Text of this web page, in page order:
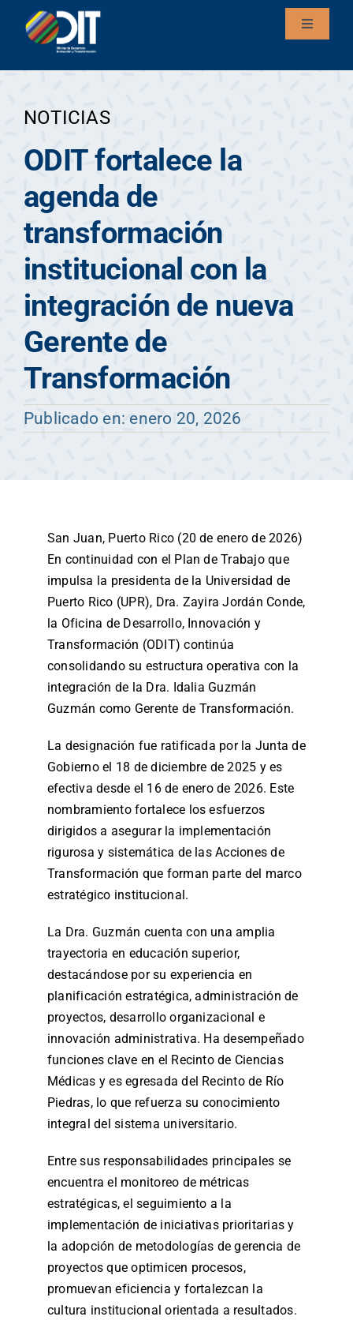
Saltar
contenido
Toggle
NOTICIAS
ODIT fortalece la
agenda de
transformación
institucional con la
integración de nueva
Gerente de
Transformación
Publicado en: enero 20, 2026
San Juan, Puerto Rico (20 de enero de 2026)
En continuidad con el Plan de Trabajo que
impulsa la presidenta de la Universidad de
Puerto Rico (UPR), Dra. Zayira Jordán Conde,
la Oficina de Desarrollo, Innovación y
Transformación (ODIT) continúa
consolidando su estructura operativa con la
integración de la Dra. Idalia Guzmán
Guzmán como Gerente de Transformación.
La designación fue ratificada por la Junta de
Gobierno el 18 de diciembre de 2025 y es
efectiva desde el 16 de enero de 2026. Este
nombramiento fortalece los esfuerzos
dirigidos a asegurar la implementación
rigurosa y sistemática de las Acciones de
Transformación que forman parte del marco
estratégico institucional.
La Dra. Guzmán cuenta con una amplia
trayectoria en educación superior,
destacándose por su experiencia en
planificación estratégica, administración de
proyectos, desarrollo organizacional e
innovación administrativa. Ha desempeñado
funciones clave en el Recinto de Ciencias
Médicas y es egresada del Recinto de Río
Piedras, lo que refuerza su conocimiento
integral del sistema universitario.
Entre sus responsabilidades principales se
encuentra el monitoreo de métricas
estratégicas, el seguimiento a la
implementación de iniciativas prioritarias y
la adopción de metodologías de gerencia de
proyectos que optimicen procesos,
promuevan eficiencia y fortalezcan la
cultura institucional orientada a resultados.